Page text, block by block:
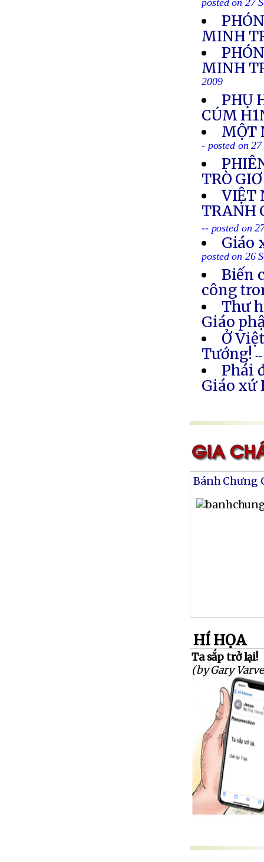
posted on 27
MINH
MINH
2009
PHỤ
CÚM
MỘT
- posted on
TRÒ
VIỆT
TRANH
-- posted on
Giáo
posted on 26
Biến
công
Thư
Giáo
Ở
Tướng! --
Phái
Giáo xứ
Bánh Chưng
HÍ HỌA
Ta sắp trở lại!
(by Gary